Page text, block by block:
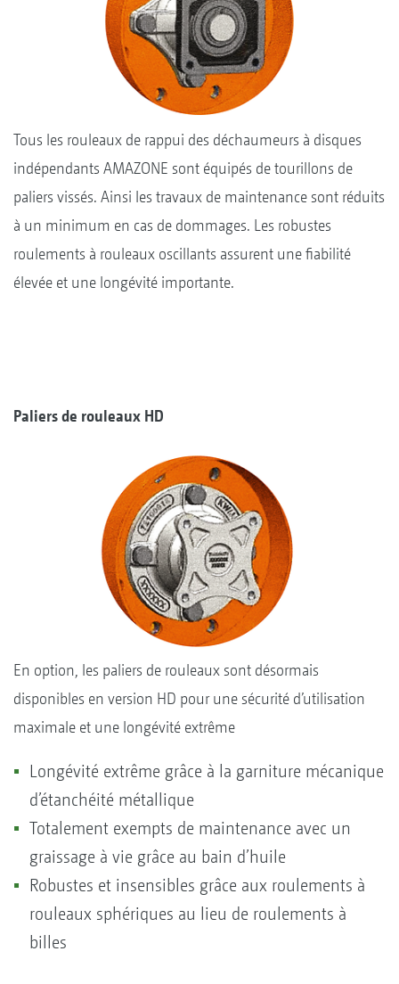
Tous les rouleaux de rappui des déchaumeurs à disques
indépendants AMAZONE sont équipés de tourillons de
paliers vissés. Ainsi les travaux de maintenance sont réduits
à un minimum en cas de dommages. Les robustes
roulements à rouleaux oscillants assurent une fiabilité
élevée et une longévité importante.
Paliers de rouleaux HD
En option, les paliers de rouleaux sont désormais
disponibles en version HD pour une sécurité d’utilisation
maximale et une longévité extrême
Longévité extrême grâce à la garniture mécanique
d’étanchéité métallique
Totalement exempts de maintenance avec un
graissage à vie grâce au bain d’huile
Robustes et insensibles grâce aux roulements à
rouleaux sphériques au lieu de roulements à
billes